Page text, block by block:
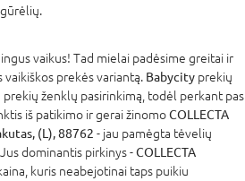
vaikus! Tad mielai padėsime greitai ir
prekės variantą. Babycity prekių
ženklų pasirinkimą, todėl perkant pas
iš patikimo ir gerai žinomoCOLLECTA
(L), 88762 - jau pamėgta tėvelių
dominantis pirkinys -COLLECTA
kuris neabejotinai taps puikiu